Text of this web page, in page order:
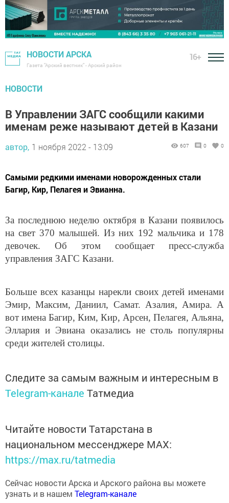
НОВОСТИ АРСКА
Газета "Арский вестник" - Арский район
16+
НОВОСТИ
В Управлении ЗАГС сообщили какими
именам реже называют детей в Казани
автор, 1 ноября 2022 - 13:09 607 0 0
Самыми редкими именами новорожденных стали
Багир, Кир, Пелагея и Эвианна.
За последнюю неделю октября в Казани появилось
на свет 370 малышей. Из них 192 мальчика и 178
девочек. Об этом сообщает пресс-служба
управления ЗАГС Казани.
Больше всех казанцы нарекли своих детей именами
Эмир, Максим, Даниил, Самат. Азалия, Амира. А
вот имена Багир, Ким, Кир, Арсен, Пелагея, Альяна,
Эллария и Эвиана оказались не столь популярны
среди жителей столицы.
Следите за самым важным и интересным в
Telegram-канале Татмедиа
Читайте новости Татарстана в
национальном мессенджере MАХ:
https://max.ru/tatmedia
Сейчас новости Арска и Арского района вы можете
узнать и в нашем Telegram-канале